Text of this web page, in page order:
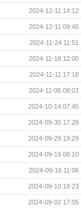
2024-12-11 14:12
2024-12-11 09:45
2024-11-24 11:51
2024-11-18 12:00
2024-11-11 17:18
2024-11-06 08:03
2024-10-14 07:45
2024-09-30 17:28
2024-09-29 19:29
2024-09-19 08:10
2024-09-16 11:06
2024-09-10 18:23
2024-09-02 17:05